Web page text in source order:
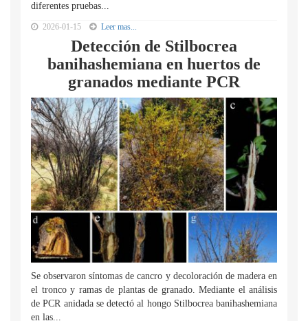
diferentes pruebas...
2026-01-15 Leer mas...
Detección de Stilbocrea
banihashemiana en huertos de
granados mediante PCR
Se observaron síntomas de cancro y decoloración de madera en
el tronco y ramas de plantas de granado. Mediante el análisis
de PCR anidada se detectó al hongo Stilbocrea banihashemiana
en las...